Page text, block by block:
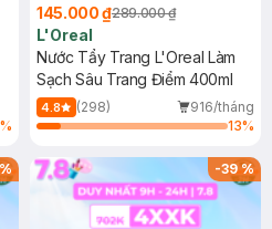
%
145.000 ₫289.000 ₫
L'Oreal
Nước Tẩy Trang L'Oreal Làm
Sạch Sâu Trang Điểm 400ml
4.8 (298)
916/tháng
13%
-39%